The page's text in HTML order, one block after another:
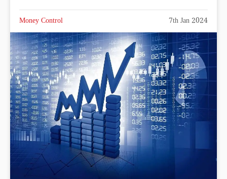
Money Control 7th Jan 2024